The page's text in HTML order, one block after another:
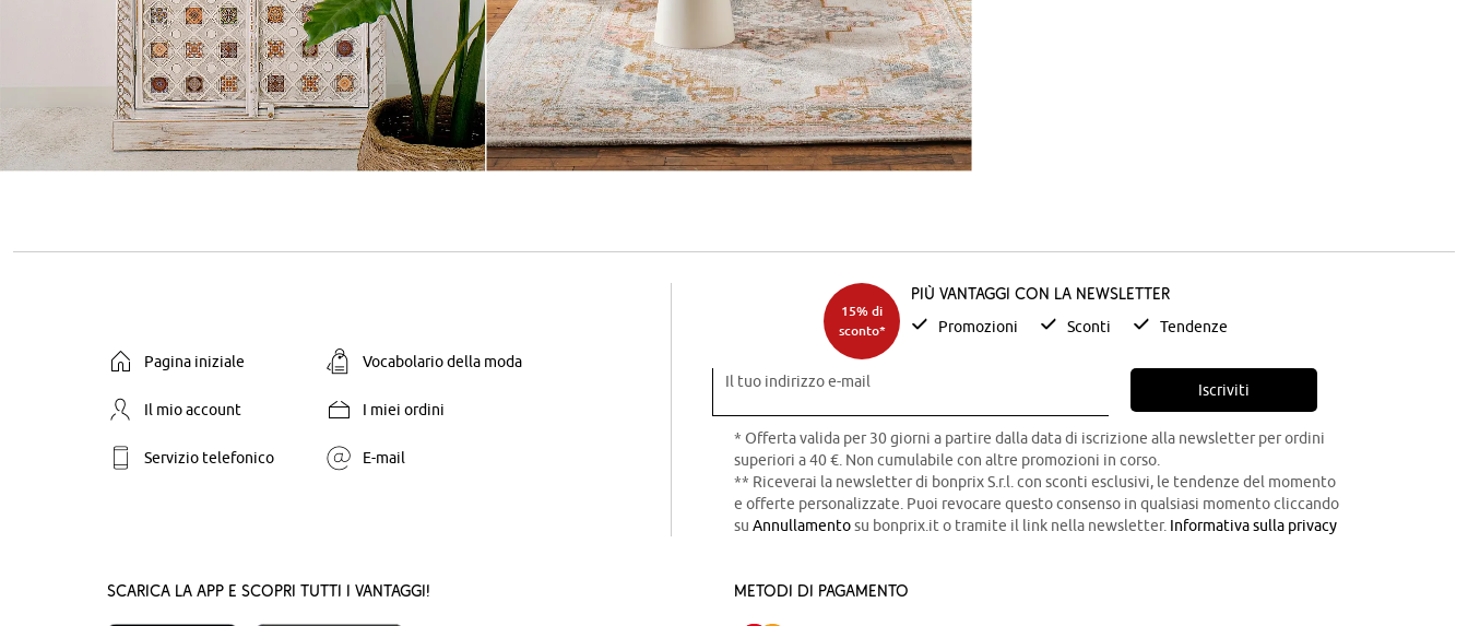
Pagina iniziale Vocabolario della moda
Il mio account I miei ordini
Servizio telefonico E-mail
15% di
sconto*
Più vantaggi con la newsletter
Promozioni Sconti Tendenze
Il tuo indirizzo e-mail Iscriviti
* Offerta valida per 30 giorni a partire dalla data di iscrizione alla newsletter per ordini
superiori a 40 €. Non cumulabile con altre promozioni in corso.
** Riceverai la newsletter di bonprix S.r.l. con sconti esclusivi, le tendenze del momento
e offerte personalizzate. Puoi revocare questo consenso in qualsiasi momento cliccando
su Annullamentosu bonprix.it o tramite il link nella newsletter. Informativa sulla privacy
Scarica la App e scopri tutti i vantaggi! Metodi di pagamento